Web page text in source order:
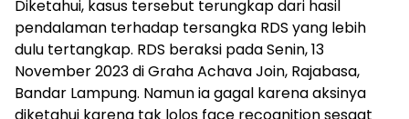
Diketahui, kasus tersebut terungkap dari hasil
pendalaman terhadap tersangka RDS yang lebih
dulu tertangkap. RDS beraksi pada Senin, 13
November 2023 di Graha Achava Join, Rajabasa,
Bandar Lampung. Namun ia gagal karena aksinya